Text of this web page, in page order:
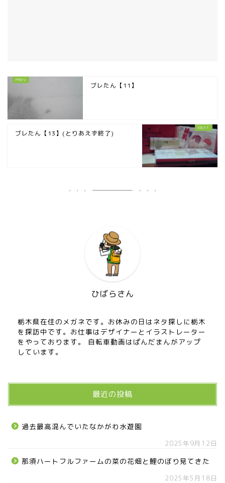
ブレたん【11】
ブレたん【13】(とりあえず終了)
ひばらさん
栃木県在住のメガネです。お休みの日はネタ探しに栃木
を探訪中です。お仕事はデザイナーとイラストレーター
をやっております。 自転車動画はぱんだまんがアップ
しています。
最近の投稿
過去最高混んでいたなかがわ水遊園
2025年9月12日
那須ハートフルファームの菜の花畑と鯉のぼり見てきた
2025年5月18日